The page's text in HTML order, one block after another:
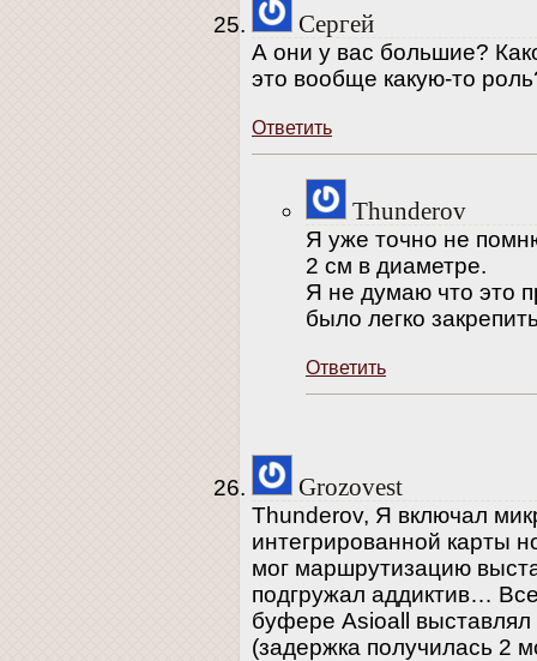
Сергей
А они у вас большие?
это вообще какую-то
Ответить
Thunderov
Я уже точно не
2 см в диаметре.
Я не думаю что это
было легко
Ответить
Grozovest
Thunderov, Я включал
интегрированной карты
мог маршрутизацию
подгружал аддиктив…
буфере Asioall
(задержка получилась 2